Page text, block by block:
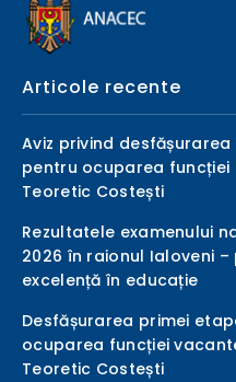
Articole recente
Aviz privind
pentru ocuparea funcției
Teoretic Costești
Rezultatele examenului
2026 în raionul Ialoveni
excelență în educație
Desfășurarea primei
ocuparea funcției
Teoretic Costești